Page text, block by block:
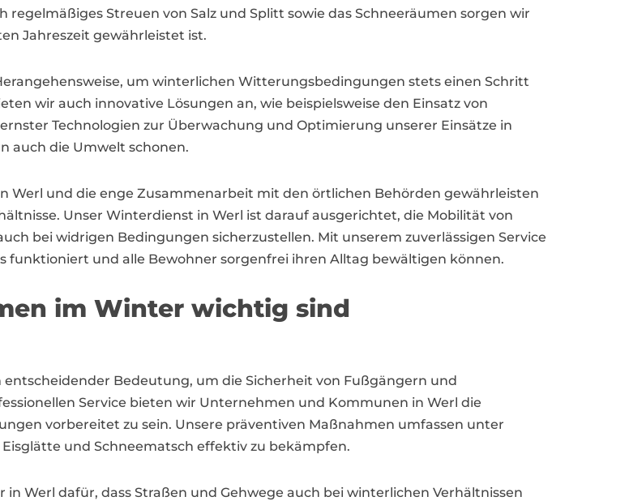
Streuen von Salz und Splitt sowie das Schneeräumen sorgen wir
Jahreszeit gewährleistet ist.
um winterlichen Witterungsbedingungen stets einen Schritt
wir auch innovative Lösungen an, wie beispielsweise den Einsatz von
Technologien zur Überwachung und Optimierung unserer Einsätze in
auch die Umwelt schonen.
Werl und die enge Zusammenarbeit mit den örtlichen Behörden gewährleisten
Unser Winterdienst in Werl ist darauf ausgerichtet, die Mobilität von
bei widrigen Bedingungen sicherzustellen. Mit unserem zuverlässigen Service
funktioniert und alle Bewohner sorgenfrei ihren Alltag bewältigen können.
im Winter wichtig sind
Bedeutung, um die Sicherheit von Fußgängern und
Service bieten wir Unternehmen und Kommunen in Werl die
vorbereitet zu sein. Unsere präventiven Maßnahmen umfassen unter
und Schneematsch effektiv zu bekämpfen.
Werl dafür, dass Straßen und Gehwege auch bei winterlichen Verhältnissen